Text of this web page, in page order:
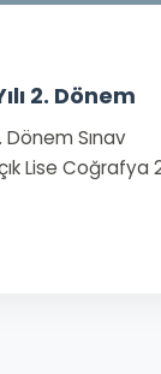
2. Dönem
Dönem Sınav
Lise Coğrafya